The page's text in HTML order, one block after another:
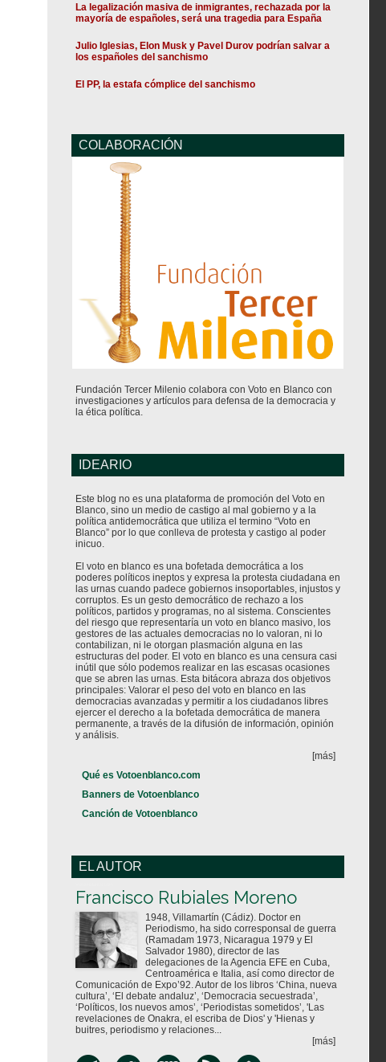
La legalización masiva de inmigrantes, rechazada por la
mayoría de españoles, será una tragedia para España
Julio Iglesias, Elon Musk y Pavel Durov podrían salvar a
los españoles del sanchismo
El PP, la estafa cómplice del sanchismo
COLABORACIÓN
Fundación Tercer Milenio colabora con Voto en Blanco con
investigaciones y artículos para defensa de la democracia y
la ética política.
IDEARIO
Este blog no es una plataforma de promoción del Voto en
Blanco, sino un medio de castigo al mal gobierno y a la
política antidemocrática que utiliza el termino “Voto en
Blanco” por lo que conlleva de protesta y castigo al poder
inicuo.
El voto en blanco es una bofetada democrática a los
poderes políticos ineptos y expresa la protesta ciudadana en
las urnas cuando padece gobiernos insoportables, injustos y
corruptos. Es un gesto democrático de rechazo a los
políticos, partidos y programas, no al sistema. Conscientes
del riesgo que representaría un voto en blanco masivo, los
gestores de las actuales democracias no lo valoran, ni lo
contabilizan, ni le otorgan plasmación alguna en las
estructuras del poder. El voto en blanco es una censura casi
inútil que sólo podemos realizar en las escasas ocasiones
que se abren las urnas. Esta bitácora abraza dos objetivos
principales: Valorar el peso del voto en blanco en las
democracias avanzadas y permitir a los ciudadanos libres
ejercer el derecho a la bofetada democrática de manera
permanente, a través de la difusión de información, opinión
y análisis.
[más]
Qué es Votoenblanco.com
Banners de Votoenblanco
Canción de Votoenblanco
EL AUTOR
Francisco Rubiales Moreno
1948, Villamartín (Cádiz). Doctor en
Periodismo, ha sido corresponsal de guerra
(Ramadam 1973, Nicaragua 1979 y El
Salvador 1980), director de las
delegaciones de la Agencia EFE en Cuba,
Centroamérica e Italia, así como director de
Comunicación de Expo’92. Autor de los libros ‘China, nueva
cultura’, ‘El debate andaluz’, ‘Democracia secuestrada’,
‘Políticos, los nuevos amos’, ‘Periodistas sometidos’, 'Las
revelaciones de Onakra, el escriba de Dios' y 'Hienas y
buitres, periodismo y relaciones...
[más]